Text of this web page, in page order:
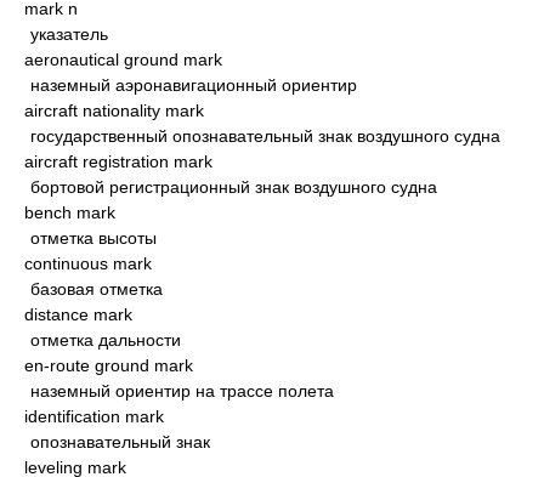
mark n
указатель
aeronautical ground mark
наземный аэронавигационный ориентир
aircraft nationality mark
государственный опознавательный знак воздушного судна
aircraft registration mark
бортовой регистрационный знак воздушного судна
bench mark
отметка высоты
continuous mark
базовая отметка
distance mark
отметка дальности
en-route ground mark
наземный ориентир на трассе полета
identification mark
опознавательный знак
leveling mark